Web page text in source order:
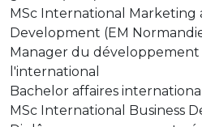
MSc International Marketing
Development (EM
Manager du développement
l'international
Bachelor affaires
MSc International Business